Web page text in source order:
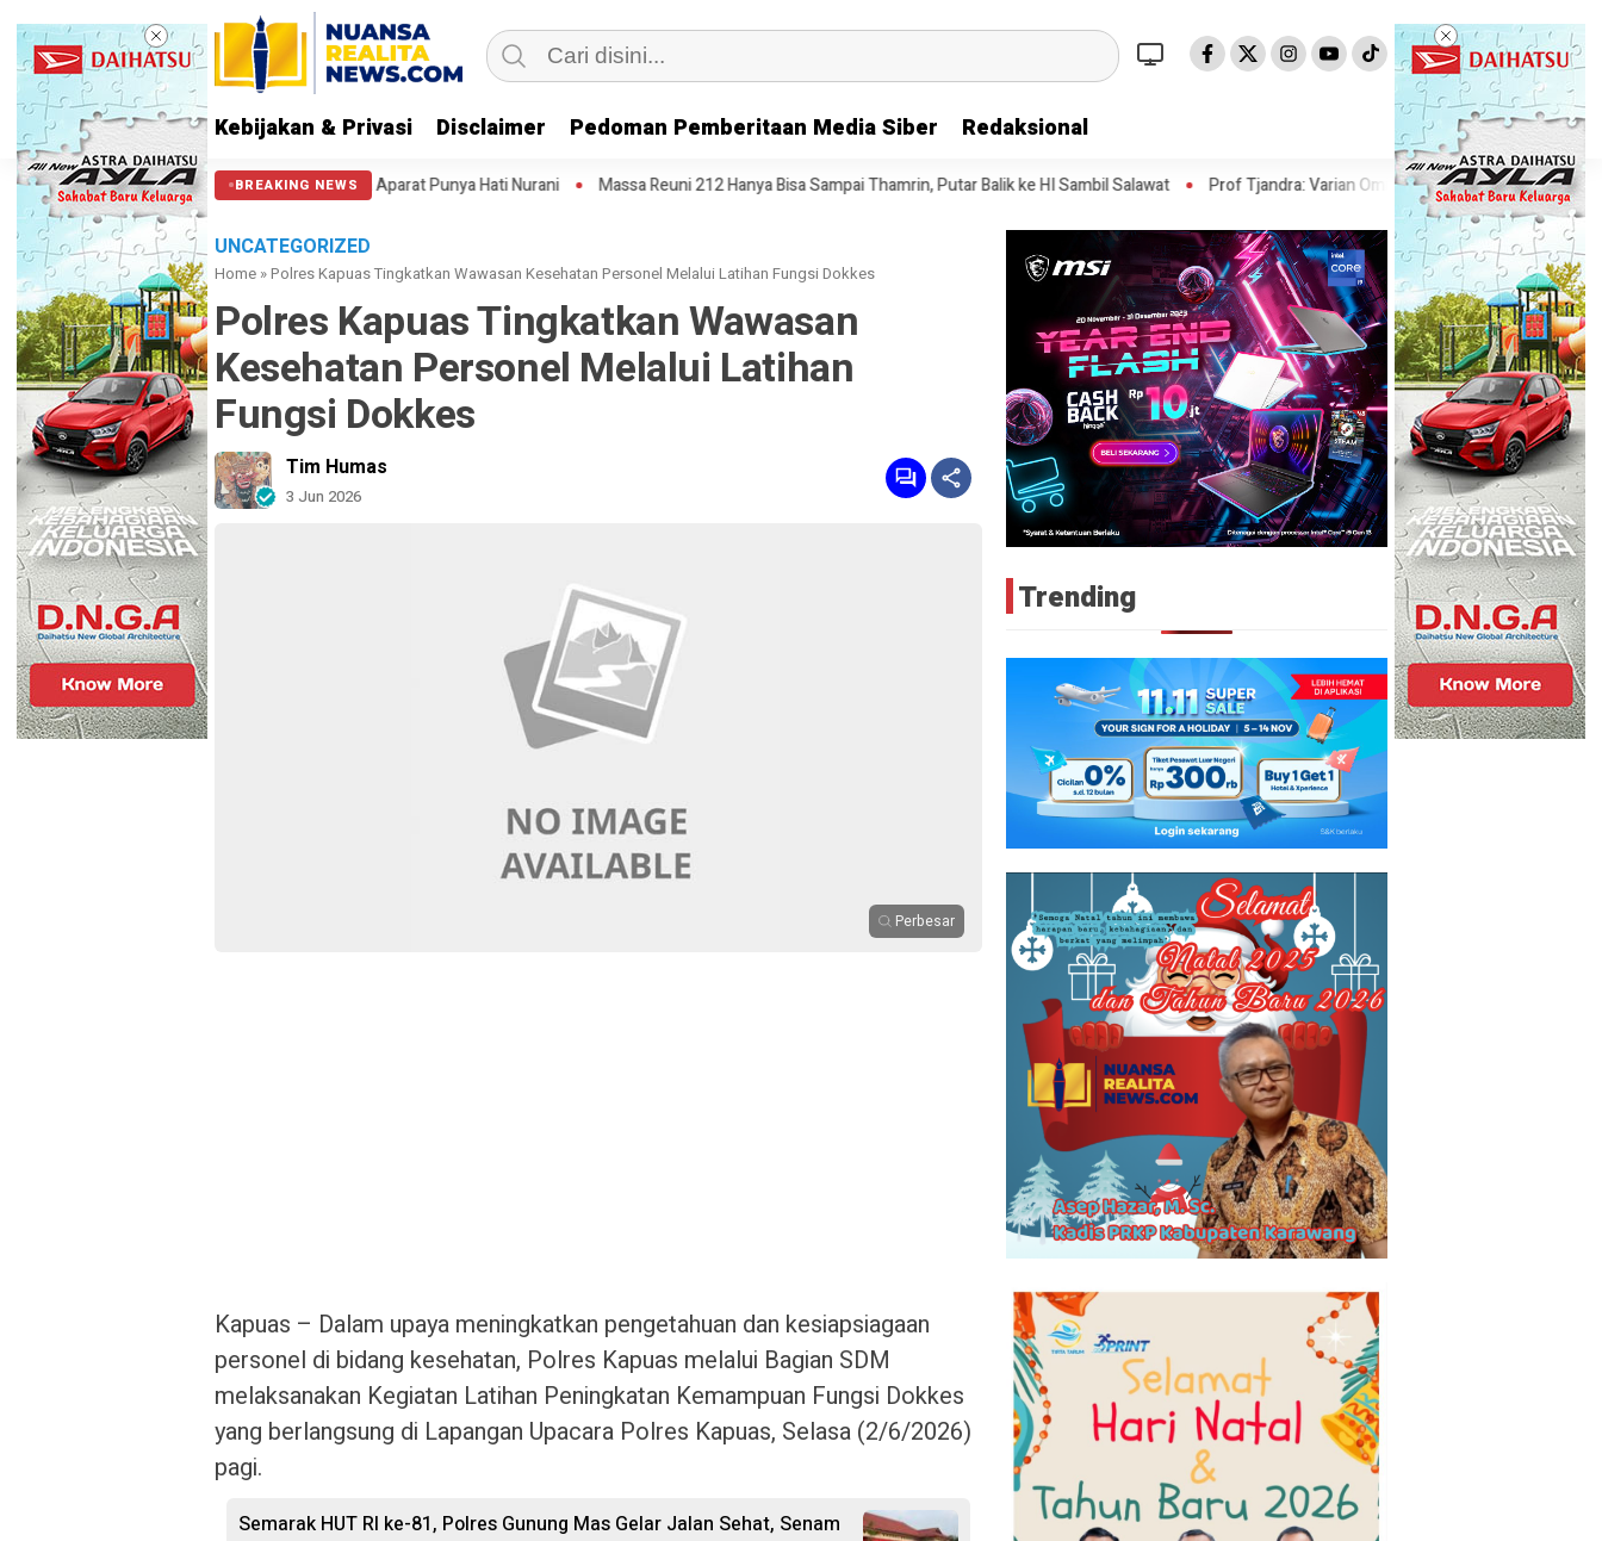
Kebijakan & Privasi Disclaimer Pedoman Pemberitaan Media Siber Redaksional
BREAKING NEWS
di Patung Kuda: Semoga Aparat Punya Hati Nurani Massa Reuni 212 Hanya Bisa Sampai Thamrin, Putar Balik ke HI Sambil Salawat Prof Tjandra: Varian Omicron Mungkin Berdampak pada Obat Pasien
UNCATEGORIZED
Home »Polres Kapuas Tingkatkan Wawasan Kesehatan Personel Melalui Latihan Fungsi Dokkes
Polres Kapuas Tingkatkan Wawasan
Kesehatan Personel Melalui Latihan
Fungsi Dokkes
Tim Humas
3 Jun 2026
Perbesar
Kapuas – Dalam upaya meningkatkan pengetahuan dan kesiapsiagaan
personel di bidang kesehatan, Polres Kapuas melalui Bagian SDM
melaksanakan Kegiatan Latihan Peningkatan Kemampuan Fungsi Dokkes
yang berlangsung di Lapangan Upacara Polres Kapuas, Selasa (2/6/2026)
pagi.
Semarak HUT RI ke-81, Polres Gunung Mas Gelar Jalan Sehat, Senam
Trending